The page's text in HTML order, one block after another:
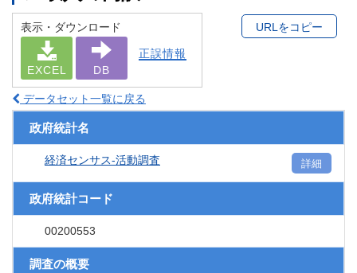
表示・ダウンロード
EXCEL DB
正誤情報
URLをコピー
データセット一覧に戻る
政府統計名
経済センサス‐活動調査 詳細
政府統計コード
00200553
調査の概要